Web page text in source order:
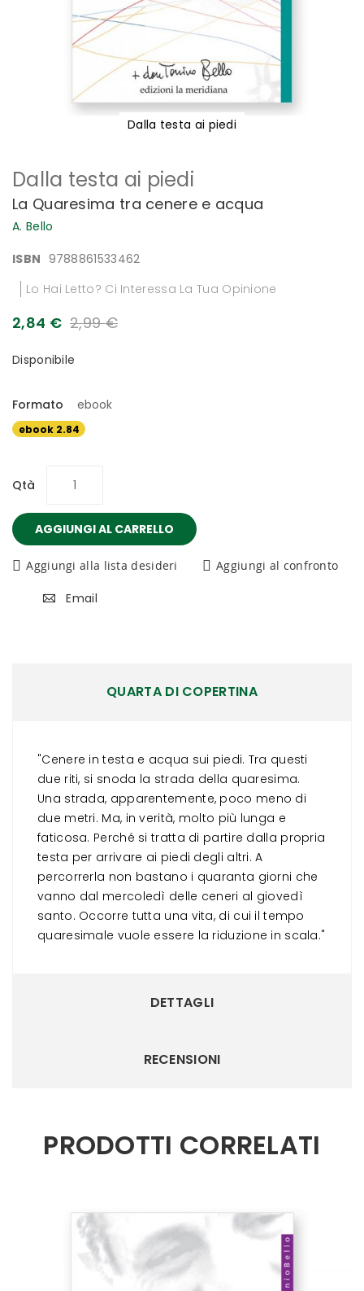
Dalla testa ai piedi
La Quaresima tra cenere e acqua
A. Bello
ISBN 9788861533462
Lo Hai Letto? Ci Interessa La Tua Opinione
2,84 € 2,99 €
Disponibile
Formato ebook
ebook 2.84
Qtà
AGGIUNGI AL CARRELLO
Aggiungi alla lista desideri Aggiungi al confronto
Email
Dalla testa ai piedi
all'inizio
galleria
di
QUARTA DI COPERTINA
"Cenere in testa e acqua sui piedi. Tra questi
due riti, si snoda la strada della quaresima.
Una strada, apparentemente, poco meno di
due metri. Ma, in verità, molto più lunga e
faticosa. Perché si tratta di partire dalla propria
testa per arrivare ai piedi degli altri. A
percorrerla non bastano i quaranta giorni che
vanno dal mercoledì delle ceneri al giovedì
santo. Occorre tutta una vita, di cui il tempo
quaresimale vuole essere la riduzione in scala."
DETTAGLI
RECENSIONI
PRODOTTI CORRELATI